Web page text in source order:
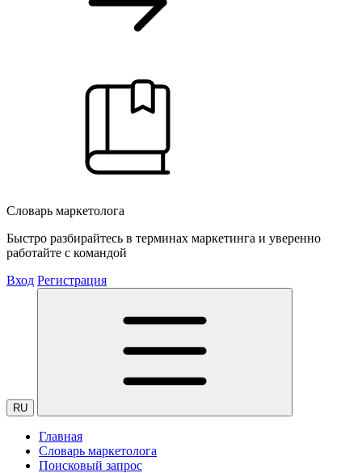
Словарь маркетолога
Быстро разбирайтесь в терминах маркетинга и уверенно
работайте с командой
Вход Регистрация
RU
Главная
Словарь маркетолога
Поисковый запрос